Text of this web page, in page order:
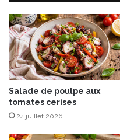
e
T
e
r
r
e
à
l
a
Salade de poulpe aux
tomates cerises
24 juillet 2026